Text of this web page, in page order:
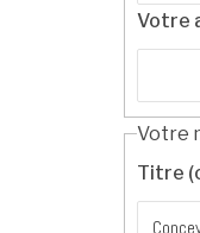
Votre
Votre
Titre